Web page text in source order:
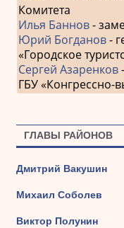
Комитета
Илья Баннов-
Юрий Богданов-
«Городское
Сергей Азаренков
ГБУ «Конгрессно-
ГЛАВЫ РАЙОНОВ
Дмитрий Вакушин
Михаил Соболев
Виктор Полунин